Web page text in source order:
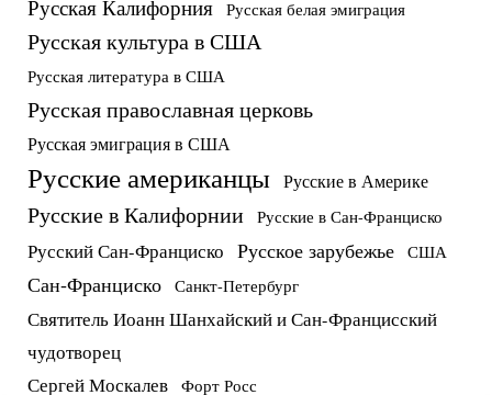
Русская Калифорния Русская белая эмиграция
Русская культура в США
Русская литература в США
Русская православная церковь
Русская эмиграция в США
Русские американцы Русские в Америке
Русские в Калифорнии Русские в Сан-Франциско
Русский Сан-Франциско Русское зарубежье США
Сан-Франциско Санкт-Петербург
Святитель Иоанн Шанхайский и Сан-Францисский
чудотворец
Сергей Москалев Форт Росс